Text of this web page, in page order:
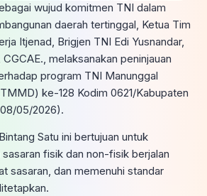
wujud komitmen TNI dalam
daerah tertinggal, Ketua Tim
Itjenad, Brigjen TNI Edi Yusnandar,
CGCAE., melaksanakan peninjauan
program TNI Manunggal
ke-128 Kodim 0621/Kabupaten
05/2026).
Satu ini bertujuan untuk
fisik dan non-fisik berjalan
sasaran, dan memenuhi standar